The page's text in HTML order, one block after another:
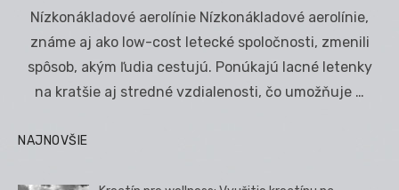
Nízkonákladové aerolínie Nízkonákladové aerolínie,
známe aj ako low-cost letecké spoločnosti, zmenili
spôsob, akým ľudia cestujú. Ponúkajú lacné letenky
na kratšie aj stredné vzdialenosti, čo umožňuje …
NAJNOVŠIE